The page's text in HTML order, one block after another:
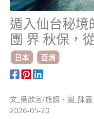
遁入仙台秘境
團 界 秋保，
會日本 亞洲
文_吳歆宜/旅讀、圖_陳
2026-05-20